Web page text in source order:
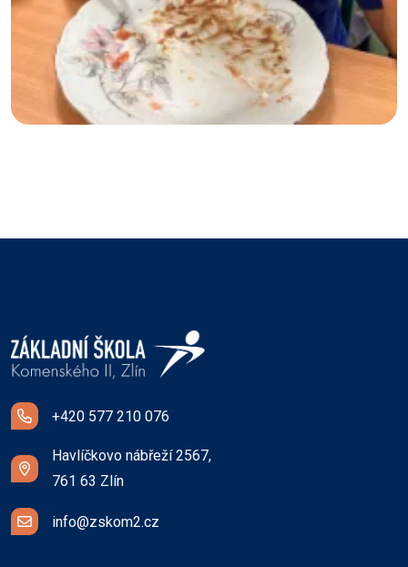
+420 577 210 076
Havlíčkovo nábřeží 2567,
761 63 Zlín
info@zskom2.cz